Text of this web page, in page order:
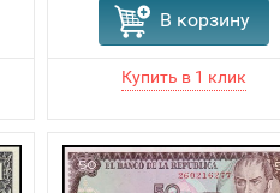
В корзину